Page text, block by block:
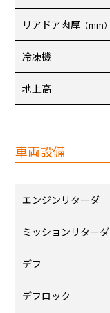
リアドア肉厚 （mm）
冷凍機
地上高
車両設備
エンジンリターダ
ミッションリターダ
デフ
デフロック